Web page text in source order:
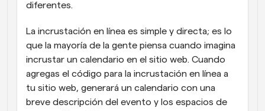
diferentes.
La incrustación en línea es simple y directa; es lo
que la mayoría de la gente piensa cuando imagina
incrustar un calendario en el sitio web. Cuando
agregas el código para la incrustación en línea a
tu sitio web, generará un calendario con una
breve descripción del evento y los espacios de